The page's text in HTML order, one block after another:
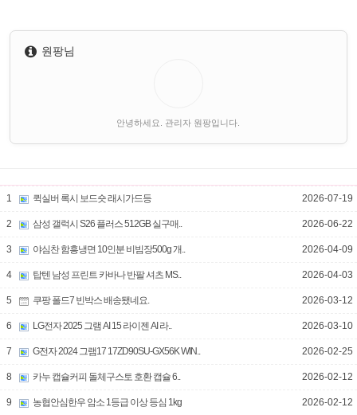
원팡님
안녕하세요. 관리자 원팡입니다.
1 퀵실버 록시 보드숏 래시가드등 2026-07-19
2 삼성 갤럭시 S26 플러스 512GB 실구매.. 2026-06-22
3 야심찬 함흥냉면 10인분 비빔장500g 개.. 2026-04-09
4 탑텐 남성 프린트 카바나 반팔 셔츠 MS.. 2026-04-03
5 쿠팡 폴드7 빈박스 배송됐네요. 2026-03-12
6 LG전자 2025 그램 AI 15 라이젠 AI 라.. 2026-03-10
7 G전자 2024 그램17 17ZD90SU-GX56K WIN.. 2026-02-25
8 카누 캡슐커피 돌체구스토 호환 캡슐 6.. 2026-02-12
9 농협안심한우 암소 1등급 이상 등심 1kg 2026-02-12